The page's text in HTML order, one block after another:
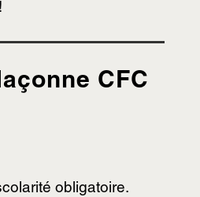
CFC
obligatoire.